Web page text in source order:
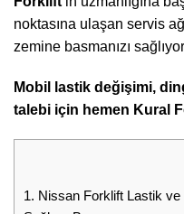
noktasına ulaşan servis
zemine basmanızı
Mobil lastik değişimi,
talebi için hemen Kural
1. Nissan Forklift Lastik ve